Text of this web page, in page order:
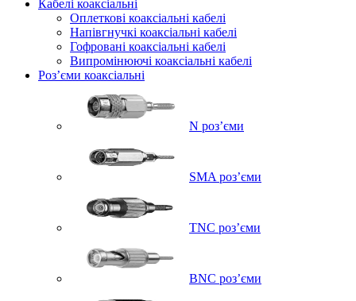
Кабелі коаксіальні
Оплеткові коаксіальні кабелі
Напівгнучкі коаксіальні кабелі
Гофровані коаксіальні кабелі
Випромінюючі коаксіальні кабелі
Роз’єми коаксіальні
N роз’єми
SMA роз’єми
TNC роз’єми
BNC роз’єми